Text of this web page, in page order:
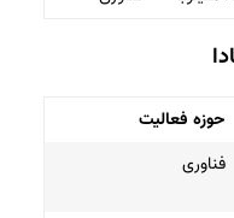
حوزه فعالیت
فناوری